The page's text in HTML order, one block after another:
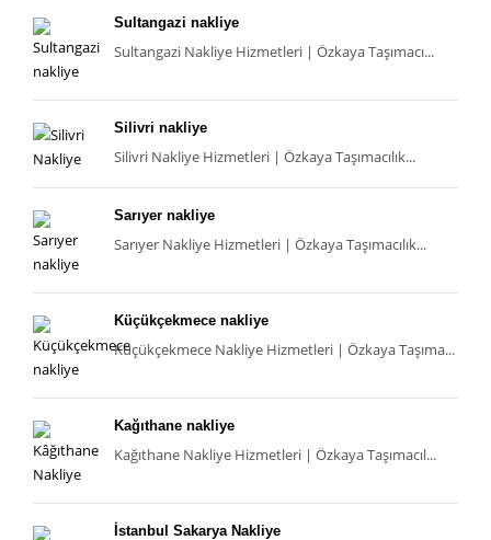
Sultangazi nakliye
Sultangazi Nakliye Hizmetleri | Özkaya Taşımacı...
Silivri nakliye
Silivri Nakliye Hizmetleri | Özkaya Taşımacılık...
Sarıyer nakliye
Sarıyer Nakliye Hizmetleri | Özkaya Taşımacılık...
Küçükçekmece nakliye
Küçükçekmece Nakliye Hizmetleri | Özkaya Taşıma...
Kağıthane nakliye
Kağıthane Nakliye Hizmetleri | Özkaya Taşımacıl...
İstanbul Sakarya Nakliye